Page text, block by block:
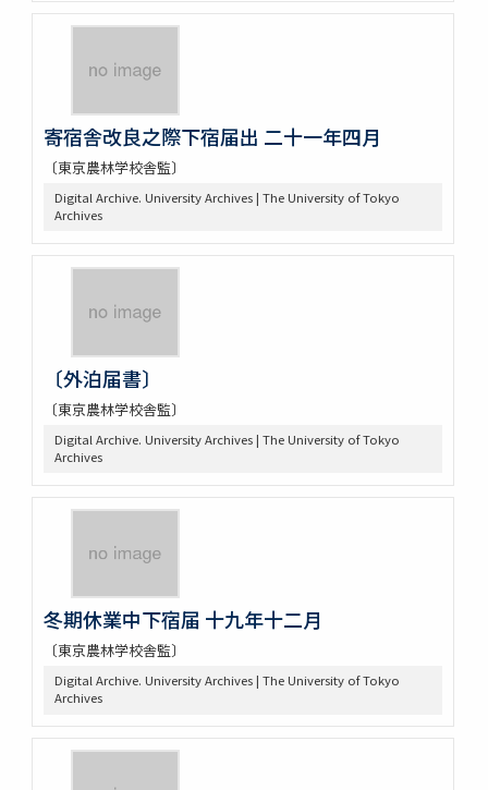
寄宿舎改良之際下宿届出 二十一年四月
〔東京農林学校舎監〕
Digital Archive. University Archives | The University of Tokyo
Archives
〔外泊届書〕
〔東京農林学校舎監〕
Digital Archive. University Archives | The University of Tokyo
Archives
冬期休業中下宿届 十九年十二月
〔東京農林学校舎監〕
Digital Archive. University Archives | The University of Tokyo
Archives